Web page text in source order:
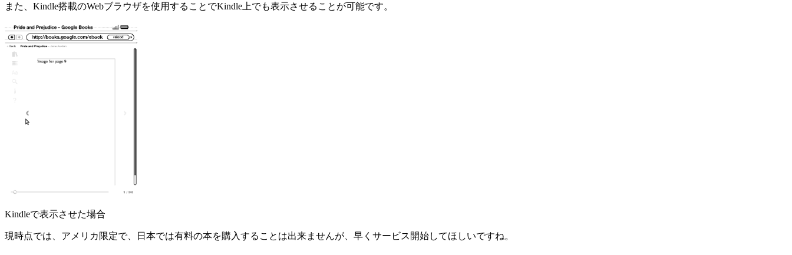
また、Kindle搭載のWebブラウザを使用することでKindle上でも表示させることが可能です。
Kindleで表示させた場合
現時点では、アメリカ限定で、日本では有料の本を購入することは出来ませんが、早くサービス開始してほしいですね。